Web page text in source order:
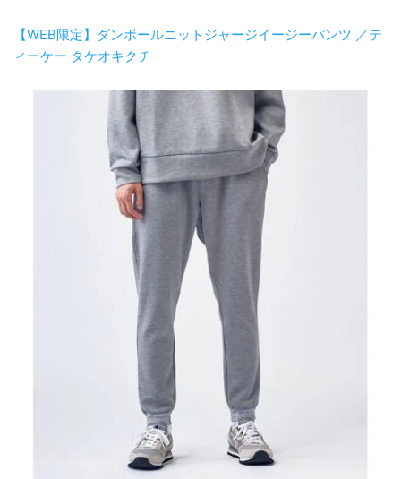
【WEB限定】ダンボールニットジャージイージーパンツ ／テ
ィーケー タケオキクチ